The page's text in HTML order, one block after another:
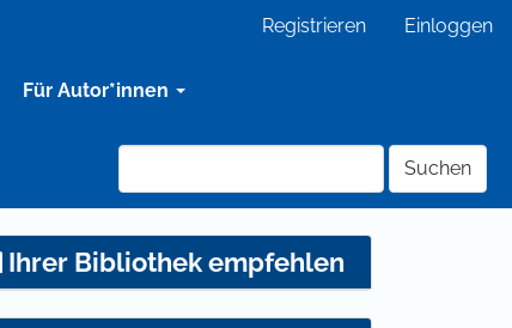
Registrieren Einloggen
Für Autor*innen
Suchen
Ihrer Bibliothek empfehlen